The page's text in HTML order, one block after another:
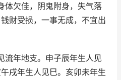
体欠佳，阴鬼附身，失气落
财受损，一事无成，不宜出
流年地支。申子辰年生人见
戌年生人见巳。亥卯未年生